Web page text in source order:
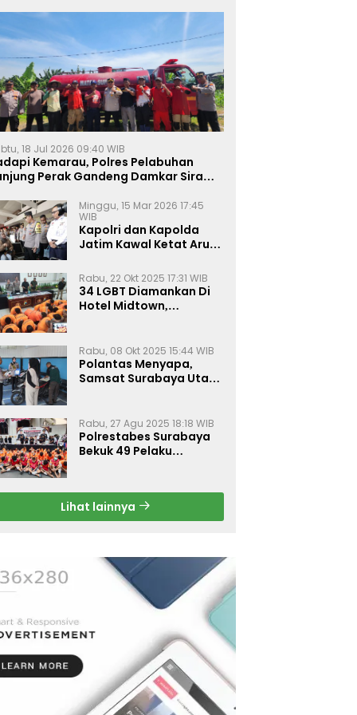
18 Jul 2026 09:40 WIB
Kemarau, Polres Pelabuhan
Perak Gandeng Damkar Siram
Minggu, 15 Mar 2026 17:45
WIB
Kapolri dan Kapolda
Jatim Kawal Ketat Arus
Rabu, 22 Okt 2025 17:31 WIB
34 LGBT Diamankan Di
Hotel Midtown,
Rabu, 08 Okt 2025 15:44 WIB
Polantas Menyapa,
Samsat Surabaya Utara
Rabu, 27 Agu 2025 18:18 WIB
Polrestabes Surabaya
Bekuk 49 Pelaku
Gratis
Lihat lainnya